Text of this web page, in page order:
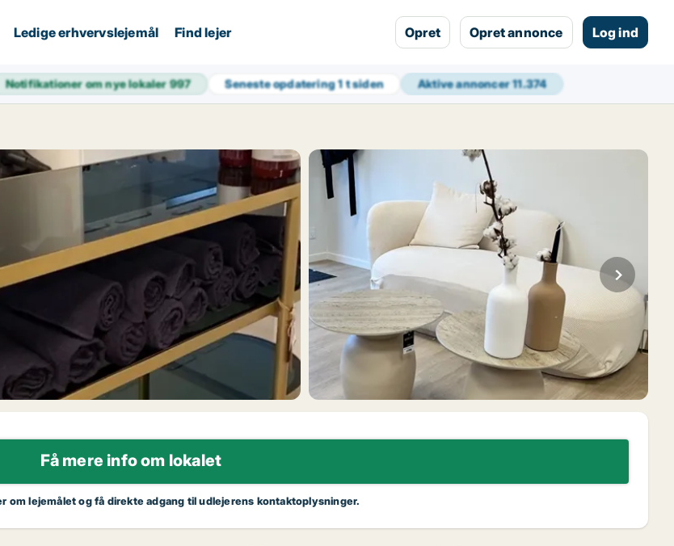
Ledige erhvervslejemål Find lejer Opret Opret annonce Log ind
Notifikationer om nye lokaler997 Seneste opdatering1 t siden Aktive annoncer11.374
Få mere info om lokalet
om lejemålet og få direkte adgang til udlejerens kontaktoplysninger.